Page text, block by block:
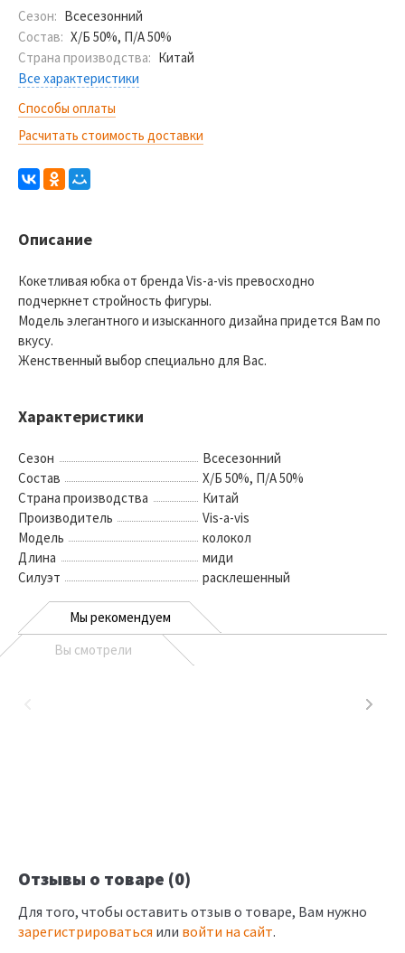
Сезон: Всесезонний
Состав: Х/Б 50%, П/А 50%
Страна производства: Китай
Все характеристики
Способы оплаты
Расчитать стоимость доставки
Описание
Кокетливая юбка от бренда Vis-a-vis превосходно
подчеркнет стройность фигуры.
Модель элегантного и изысканного дизайна придется Вам по
вкусу.
Женственный выбор специально для Вас.
Характеристики
Сезон
Всесезонний
Состав
Х/Б 50%, П/А 50%
Страна производства
Китай
Производитель
Vis-a-vis
Модель
колокол
Длина
миди
Силуэт
расклешенный
Мы рекомендуем
Вы смотрели
Отзывы о товаре (0)
Для того, чтобы оставить отзыв о товаре, Вам нужно
зарегистрироваться или войти на сайт.